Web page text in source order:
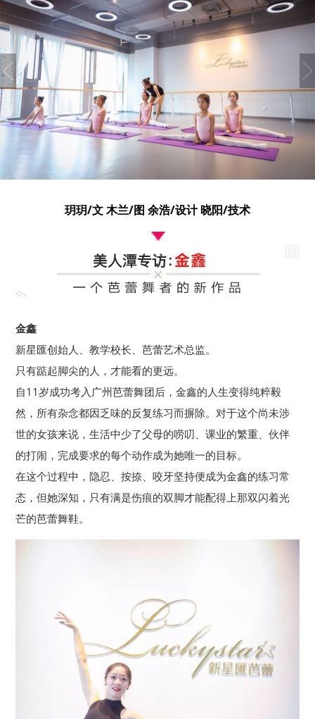
玥玥/文 木兰/图 余浩/设计 晓阳/技术
金鑫
新星匯创始人、教学校长、芭蕾艺术总监。
只有踮起脚尖的人，才能看的更远。
自11岁成功考入广州芭蕾舞团后，金鑫的人生变得纯粹毅
然，所有杂念都因乏味的反复练习而摒除。对于这个尚未涉
世的女孩来说，生活中少了父母的唠叨、课业的繁重、伙伴
的打闹，完成要求的每个动作成为她唯一的目标。
在这个过程中，隐忍、按捺、咬牙坚持便成为金鑫的练习常
态，但她深知，只有满是伤痕的双脚才能配得上那双闪着光
芒的芭蕾舞鞋。